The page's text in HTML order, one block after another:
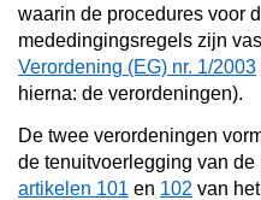
waarin de procedures voor
mededingingsregels zijn
Verordening (EG) nr. 1/2003
hierna: de verordeningen).
De twee verordeningen
de tenuitvoerlegging van
artikelen 101 en 102 van